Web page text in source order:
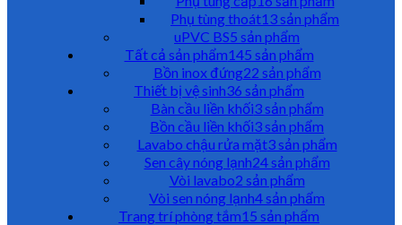
Phụ tùng thoát13 sản phẩm
uPVC BS5 sản phẩm
Tất cả sản phẩm145 sản phẩm
Bồn inox đứng22 sản phẩm
Thiết bị vệ sinh36 sản phẩm
Bàn cầu liền khối3 sản phẩm
Bồn cầu liền khối3 sản phẩm
Lavabo chậu rửa mặt3 sản phẩm
Sen cây nóng lạnh24 sản phẩm
Vòi lavabo2 sản phẩm
Vòi sen nóng lạnh4 sản phẩm
Trang trí phòng tắm15 sản phẩm